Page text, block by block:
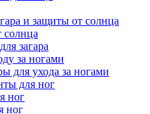
и защиты от солнца
солнца
загара
за ногами
для ухода за ногами
для ног
ног
ног